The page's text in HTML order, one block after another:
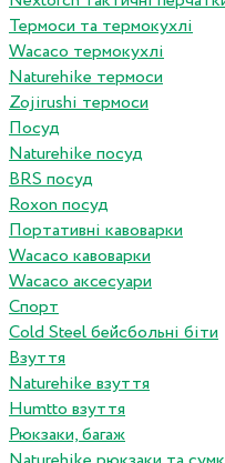
Термоси та термокухлі
Wacaco термокухлі
Naturehike термоси
Zojirushi термоси
Посуд
Naturehike посуд
BRS посуд
Roxon посуд
Портативні кавоварки
Wacaco кавоварки
Wacaco аксесуари
Спорт
Cold Steel бейсбольні біти
Взуття
Naturehike взуття
Humtto взуття
Рюкзаки, багаж